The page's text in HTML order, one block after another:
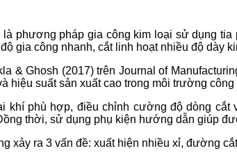
là phương pháp gia công kim loại sử dụng
gia công nhanh, cắt linh hoạt nhiều độ dày
& Ghosh (2017) trên Journal of
hiệu suất sản xuất cao trong môi trường công
khí phù hợp, điều chỉnh cường độ dòng
thời, sử dụng phụ kiện hướng dẫn giúp
xảy ra 3 vấn đề: xuất hiện nhiều xỉ, đường